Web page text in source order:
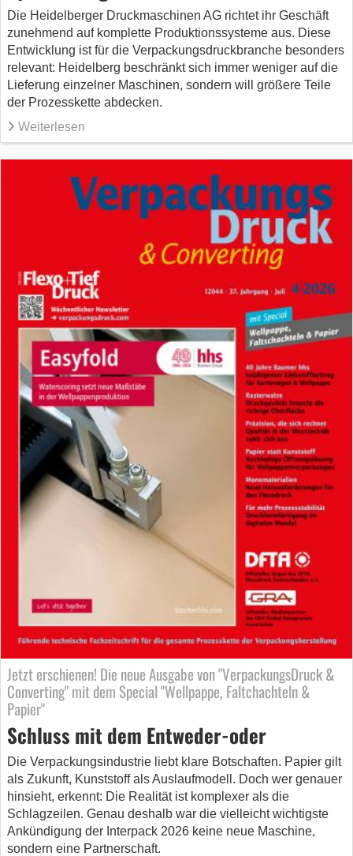
Die Heidelberger Druckmaschinen AG richtet ihr Geschäft
zunehmend auf komplette Produktionssysteme aus. Diese
Entwicklung ist für die Verpackungsdruckbranche besonders
relevant: Heidelberg beschränkt sich immer weniger auf die
Lieferung einzelner Maschinen, sondern will größere Teile
der Prozesskette abdecken.
Weiterlesen
Jetzt erschienen! Die neue Ausgabe von "VerpackungsDruck &
Converting" mit dem Special "Wellpappe, Faltchachteln &
Papier"
Schluss mit dem Entweder-oder
Die Verpackungsindustrie liebt klare Botschaften. Papier gilt
als Zukunft, Kunststoff als Auslaufmodell. Doch wer genauer
hinsieht, erkennt: Die Realität ist komplexer als die
Schlagzeilen. Genau deshalb war die vielleicht wichtigste
Ankündigung der Interpack 2026 keine neue Maschine,
sondern eine Partnerschaft.